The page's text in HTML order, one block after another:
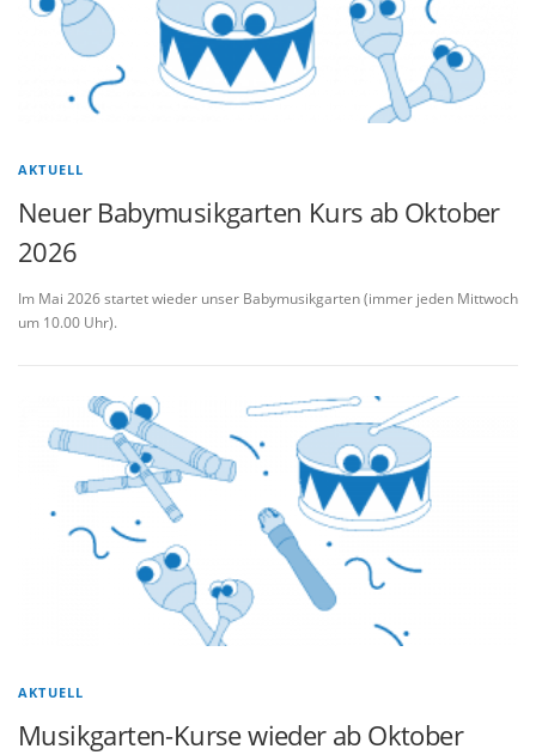
AKTUELL
Neuer Babymusikgarten Kurs ab Oktober
2026
Im Mai 2026 startet wieder unser Babymusikgarten (immer jeden Mittwoch
um 10.00 Uhr).
AKTUELL
Musikgarten-Kurse wieder ab Oktober